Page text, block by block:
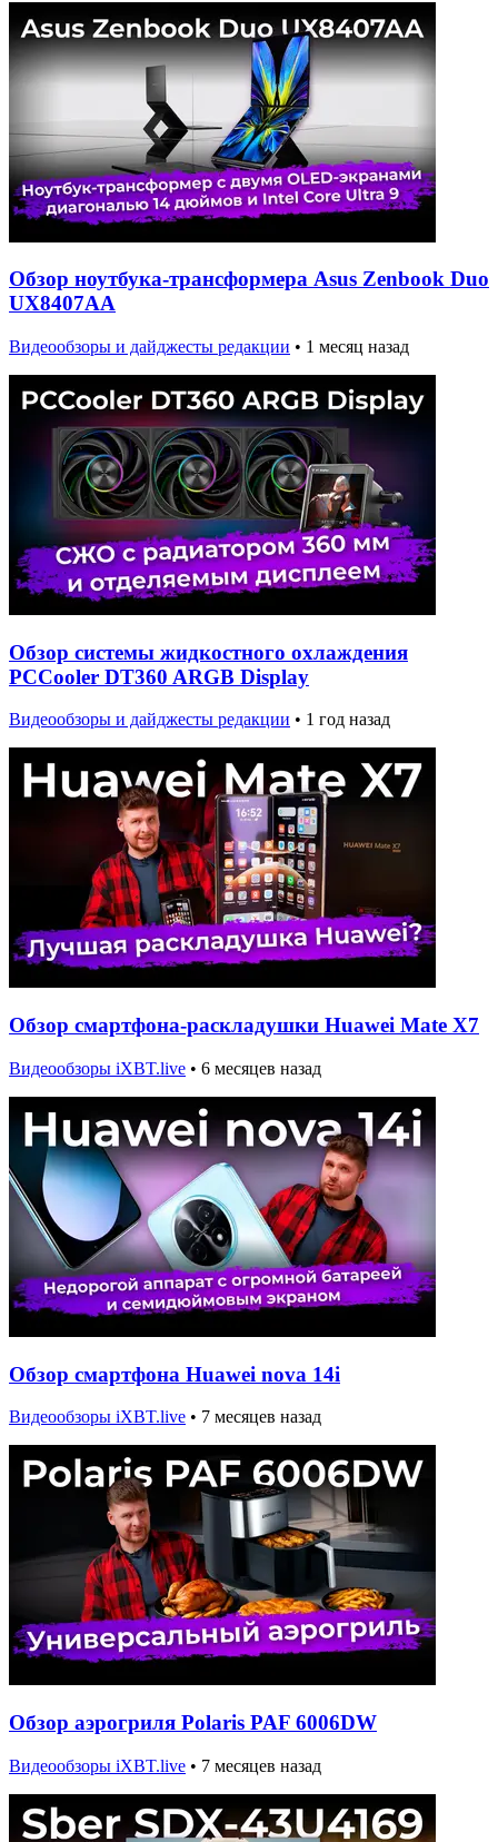
Обзор ноутбука-трансформера Asus Zenbook Duo
UX8407AA
Видеообзоры и дайджесты редакции • 1 месяц назад
Обзор системы жидкостного охлаждения
PCCooler DT360 ARGB Display
Видеообзоры и дайджесты редакции • 1 год назад
Обзор смартфона-раскладушки Huawei Mate X7
Видеообзоры iXBT.live • 6 месяцев назад
Обзор смартфона Huawei nova 14i
Видеообзоры iXBT.live • 7 месяцев назад
Обзор аэрогриля Polaris PAF 6006DW
Видеообзоры iXBT.live • 7 месяцев назад